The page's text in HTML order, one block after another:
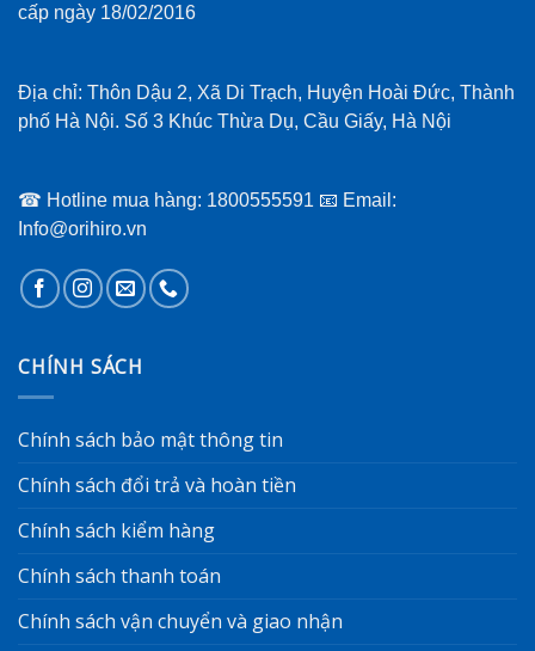
cấp ngày 18/02/2016
Địa chỉ: Thôn Dậu 2, Xã Di Trạch, Huyện Hoài Đức, Thành
phố Hà Nội. Số 3 Khúc Thừa Dụ, Cầu Giấy, Hà Nội
☎ Hotline mua hàng: 1800555591 📧 Email:
Info@orihiro.vn
CHÍNH SÁCH
Chính sách bảo mật thông tin
Chính sách đổi trả và hoàn tiền
Chính sách kiểm hàng
Chính sách thanh toán
Chính sách vận chuyển và giao nhận